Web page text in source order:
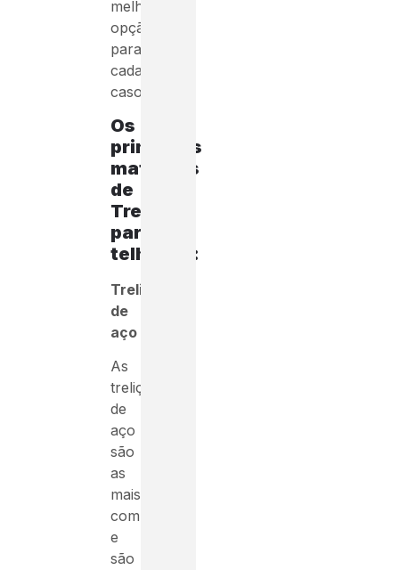
melhor
opção
para
cada
caso.
Os
principais
materiais
de
Treliças
para
telhados:
Treliças
de
aço
As
treliças
de
aço
são
as
mais
comuns
e
são